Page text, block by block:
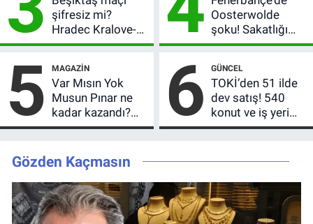
şifresiz mi?
Hradec Kralove-
Beşiktaş hangi
kaçta?
Oosterwolde
şoku! Sakatlığı
ciddi mi, kaç hafta
5 MAGAZIN
Var Mısın Yok
Musun Pınar ne
kadar kazandı?
Son teklifi
kutusundan
servet çıktı
6 GÜNCEL
TOKİ’den 51 ilde
dev satış! 540
konut ve iş yeri
için 10 yıl vade
Gözden Kaçmasın